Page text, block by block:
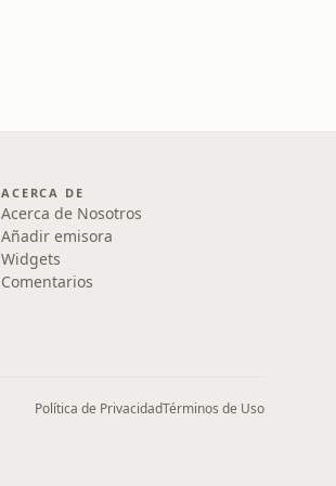
ACERCA DE
Acerca de Nosotros
Añadir emisora
Widgets
Comentarios
Política de PrivacidadTérminos de Uso